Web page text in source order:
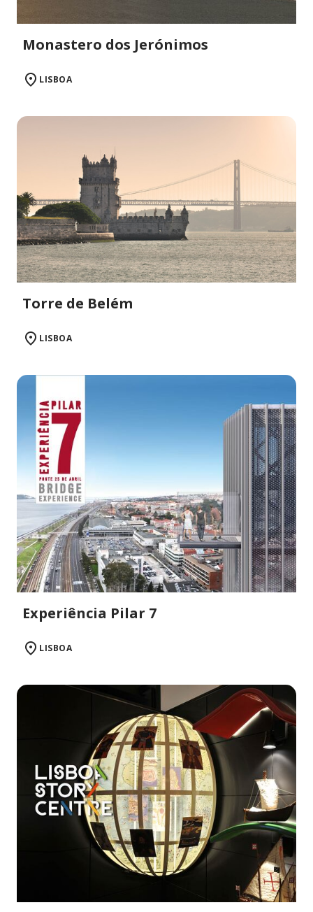
Monastero dos Jerónimos
LISBOA
Torre de Belém
LISBOA
Experiência Pilar 7
LISBOA